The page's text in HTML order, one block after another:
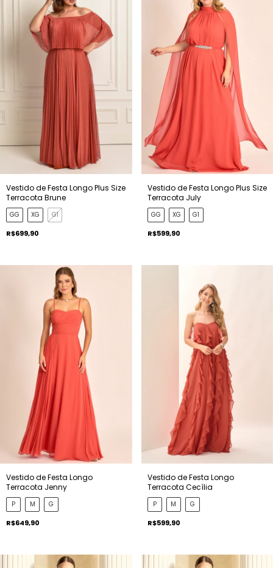
Vestido de Festa Longo Plus Size
Terracota Brune
GG XG G1
R$699,90
Vestido de Festa Longo Plus Size
Terracota July
GG XG G1
R$599,90
Vestido de Festa Longo
Terracota Jenny
P M G
R$649,90
Vestido de Festa Longo
Terracota Cecília
P M G
R$599,90